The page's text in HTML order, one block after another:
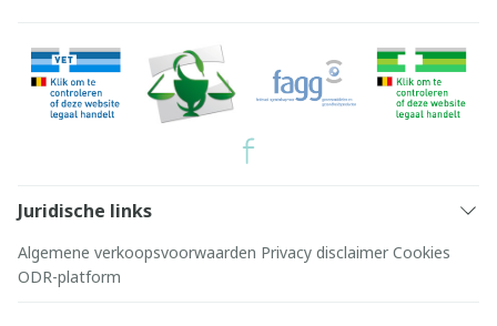
Juridische links
Algemene verkoopsvoorwaarden Privacy disclaimer Cookies
ODR-platform